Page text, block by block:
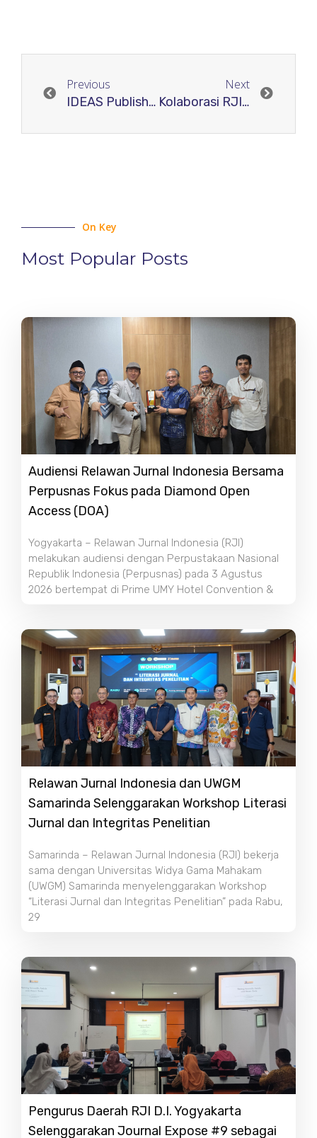
Previous
IDEAS Publishing Gorontalo bekerja sama dengan RJI Gorontalo adakan Pelatihan Mendeley bagi Para Dosen
Next
Kolaborasi RJI dan UNRIYO dalam Pelatihan Tata Kelola Jurnal Ilmu Gizi Indonesia
On Key
Most Popular Posts
Audiensi Relawan Jurnal Indonesia Bersama
Perpusnas Fokus pada Diamond Open
Access (DOA)
Yogyakarta – Relawan Jurnal Indonesia (RJI)
melakukan audiensi dengan Perpustakaan Nasional
Republik Indonesia (Perpusnas) pada 3 Agustus
2026 bertempat di Prime UMY Hotel Convention &
Relawan Jurnal Indonesia dan UWGM
Samarinda Selenggarakan Workshop Literasi
Jurnal dan Integritas Penelitian
Samarinda – Relawan Jurnal Indonesia (RJI) bekerja
sama dengan Universitas Widya Gama Mahakam
(UWGM) Samarinda menyelenggarakan Workshop
“Literasi Jurnal dan Integritas Penelitian” pada Rabu,
29
Pengurus Daerah RJI D.I. Yogyakarta
Selenggarakan Journal Expose #9 sebagai